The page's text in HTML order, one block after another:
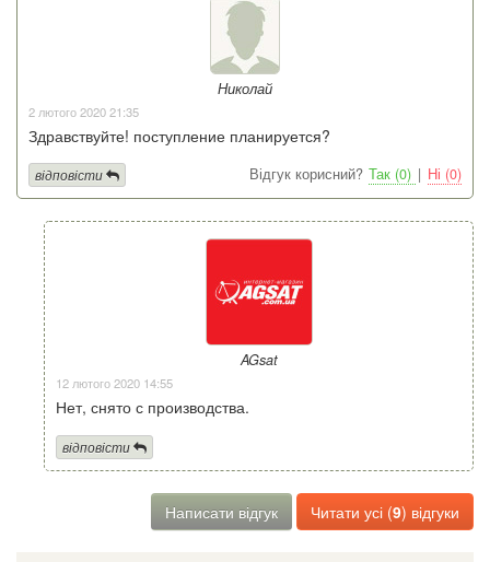
Николай
2 лютого 2020 21:35
Здравствуйте! поступление планируется?
Відгук корисний? Так (0) | Ні (0)
відповісти
AGsat
12 лютого 2020 14:55
Нет, снято с производства.
відповісти
Написати відгук Читати усі (9) відгуки